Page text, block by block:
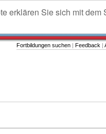
erklären Sie sich mit
Fortbildungen suchen | Feedback |